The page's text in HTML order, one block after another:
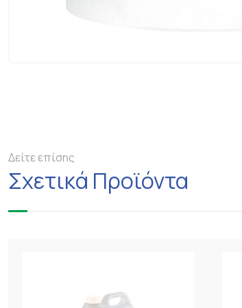
Δείτε επίσης
Σχετικά Προϊόντα